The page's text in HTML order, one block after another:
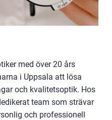
med över 20 års
i Uppsala att lösa
och kvalitetsoptik. Hos
team som strävar
och professionell